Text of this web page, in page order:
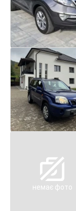
немає фото